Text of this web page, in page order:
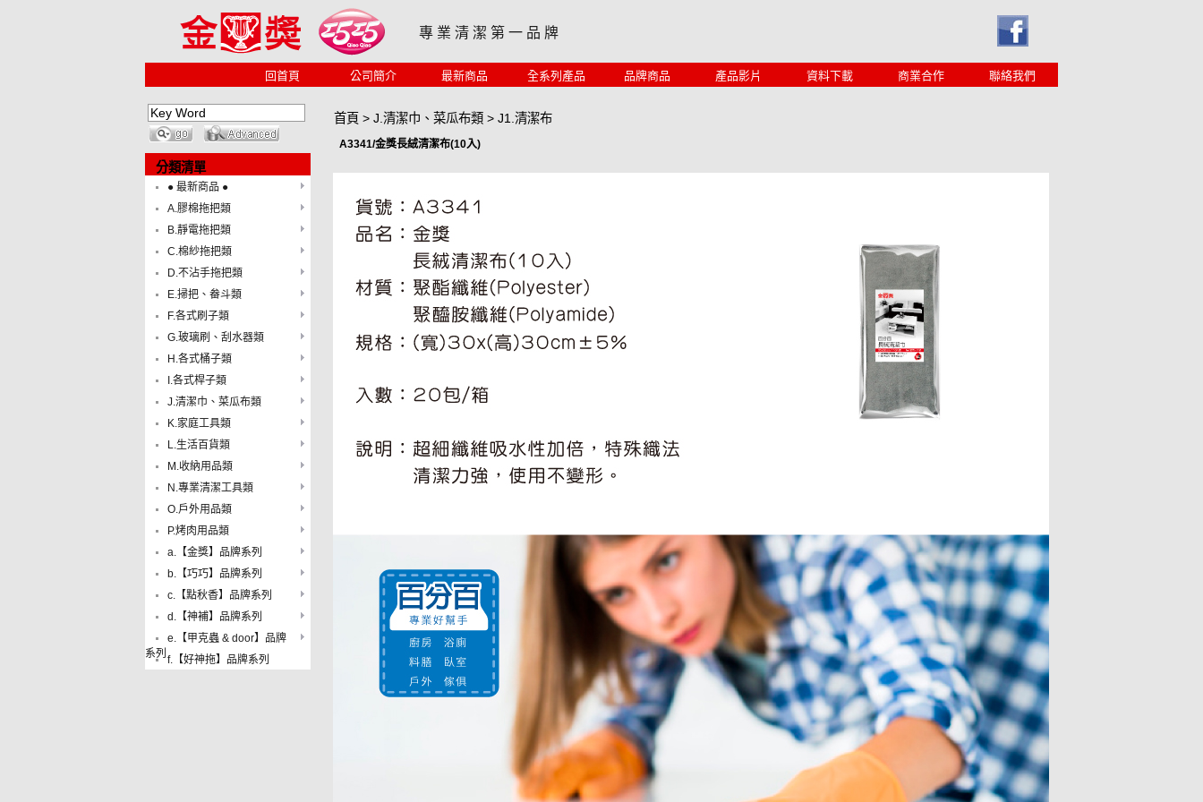
專 業 清 潔 第 一 品 牌
回首頁 公司簡介 最新商品 全系列產品 品牌商品 產品影片 資料下載 商業合作 聯絡我們
分類清單
● 最新商品 ●
A.膠棉拖把類
B.靜電拖把類
C.棉紗拖把類
D.不沾手拖把類
E.掃把、畚斗類
F.各式刷子類
G.玻璃刷、刮水器類
H.各式桶子類
I.各式桿子類
J.清潔巾、菜瓜布類
K.家庭工具類
L.生活百貨類
M.收納用品類
N.專業清潔工具類
O.戶外用品類
P.烤肉用品類
a.【金獎】品牌系列
b.【巧巧】品牌系列
c.【點秋香】品牌系列
d.【神補】品牌系列
e.【甲克蟲 & door】品牌
系列 f.【好神拖】品牌系列
首頁 > J.清潔巾、菜瓜布類 > J1.清潔布
A3341/金獎長絨清潔布(10入)